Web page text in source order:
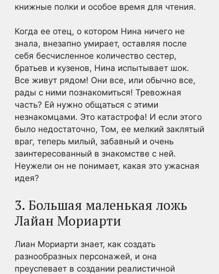
книжные полки и особое время для чтения.
Когда ее отец, о котором Нина ничего не
знала, внезапно умирает, оставляя после
себя бесчисленное количество сестер,
братьев и кузенов, Нина испытывает шок.
Все живут рядом! Они все, или обычно все,
рады с ними познакомиться! Тревожная
часть? Ей нужно общаться с этими
незнакомцами. Это катастрофа! И если этого
было недостаточно, Том, ее мелкий заклятый
враг, теперь милый, забавный и очень
заинтересованный в знакомстве с ней.
Неужели он не понимает, какая это ужасная
идея?
3. Большая маленькая ложь
Лайан Мориарти
Лиан Мориарти знает, как создать
разнообразных персонажей, и она
преуспевает в создании реалистичной